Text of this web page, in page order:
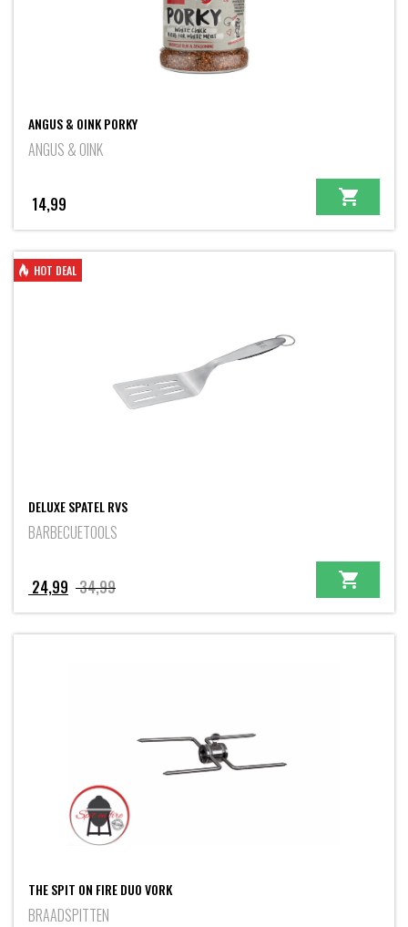
ANGUS & OINK PORKY
ANGUS & OINK
14,99
HOT DEAL
DELUXE SPATEL RVS
BARBECUETOOLS
34,99Oorspronkelijke
prijs
was:
24,99
Huidige
prijs
is:
THE SPIT ON FIRE DUO VORK
BRAADSPITTEN